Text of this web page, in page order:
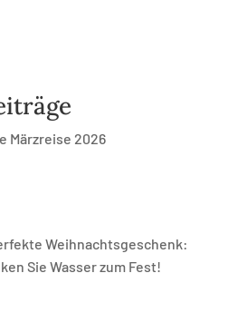
Märzreise 2026
Weihnachtsgeschenk:
Sie Wasser zum Fest!